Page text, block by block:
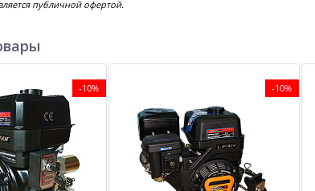
публичной офертой.
-10% -10%